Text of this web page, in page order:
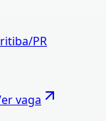
PR
vaga